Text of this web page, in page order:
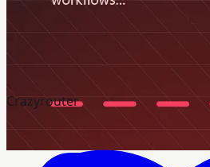
Crazyrouter